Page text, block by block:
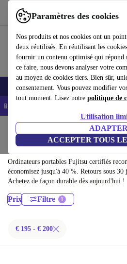
Paramètres des cookies
Nos produits et nos cookies ont un
deux réutilisés. En réutilisant les
fournir un contenu optimisé qui répond
ce faire, nous devons analyser votre
au moyen de cookies tiers. Bien sûr,
consentement. Vous pouvez modifier
tout moment. Lisez notre politique de
Utilisation
ADAPTER
ACCEPTER TOUS
Utilisez refurbed rapidement et facilement
Smartphones Laptops Tablettes
📱 -5% EXTRA sur les iPhones –
Ordinateurs portables
Ordinateurs portables Fujitsu:
Ordinateurs portables Fujitsu certifiés
économisez jusqu'à 40 %. Retours sous
Achetez de façon durable dès aujourd'hui !
Prix Filtre
€ 195 - € 200